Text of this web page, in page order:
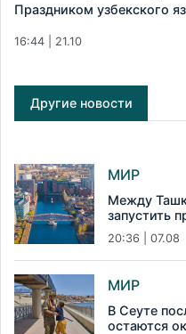
Праздником узбекского
16:44 | 21.10
Другие новости
МИР
Между
запустить
20:36 | 07.08
МИР
В Сеуте
остаются